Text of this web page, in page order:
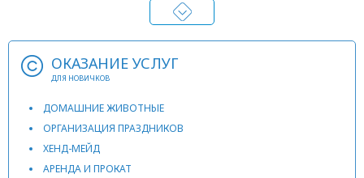
ОКАЗАНИЕ УСЛУГ
ДЛЯ НОВИЧКОВ
ДОМАШНИЕ ЖИВОТНЫЕ
ОРГАНИЗАЦИЯ ПРАЗДНИКОВ
ХЕНД-МЕЙД
АРЕНДА И ПРОКАТ